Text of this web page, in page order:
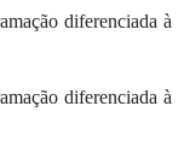
diferenciada à
diferenciada à